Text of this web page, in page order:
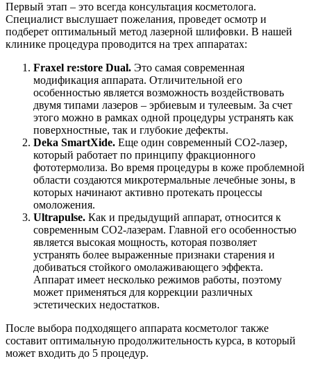
Первый этап – это всегда консультация косметолога.
Специалист выслушает пожелания, проведет осмотр и
подберет оптимальный метод лазерной шлифовки. В нашей
клинике процедура проводится на трех аппаратах:
Fraxel re:store Dual. Это самая современная
модификация аппарата. Отличительной его
особенностью является возможность воздействовать
двумя типами лазеров – эрбиевым и тулеевым. За счет
этого можно в рамках одной процедуры устранять как
поверхностные, так и глубокие дефекты.
Deka SmartXide. Еще один современный СО2-лазер,
который работает по принципу фракционного
фототермолиза. Во время процедуры в коже проблемной
области создаются микротермальные лечебные зоны, в
которых начинают активно протекать процессы
омоложения.
Ultrapulse. Как и предыдущий аппарат, относится к
современным СО2-лазерам. Главной его особенностью
является высокая мощность, которая позволяет
устранять более выраженные признаки старения и
добиваться стойкого омолаживающего эффекта.
Аппарат имеет несколько режимов работы, поэтому
может применяться для коррекции различных
эстетических недостатков.
После выбора подходящего аппарата косметолог также
составит оптимальную продолжительность курса, в который
может входить до 5 процедур.